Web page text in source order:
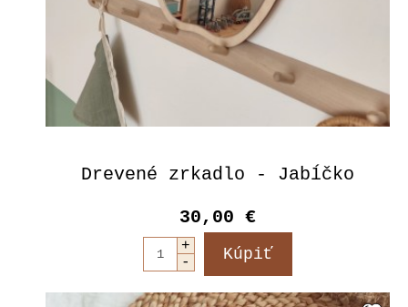
Drevené zrkadlo - Jabĺčko
30,00 €